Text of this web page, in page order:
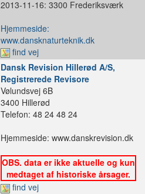
2013-11-16: 3300 Frederiksværk
Hjemmeside:
www.dansknaturteknik.dk
find vej
Dansk Revision Hillerød A/S,
Registrerede Revisore
Vølundsvej 6B
3400 Hillerød
Telefon: 48 24 48 24
Hjemmeside: www.danskrevision.dk
OBS. data er ikke aktuelle og kun
medtaget af historiske årsager.
find vej